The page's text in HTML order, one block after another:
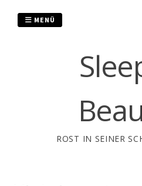
ROST IN SEINER
MENÜ